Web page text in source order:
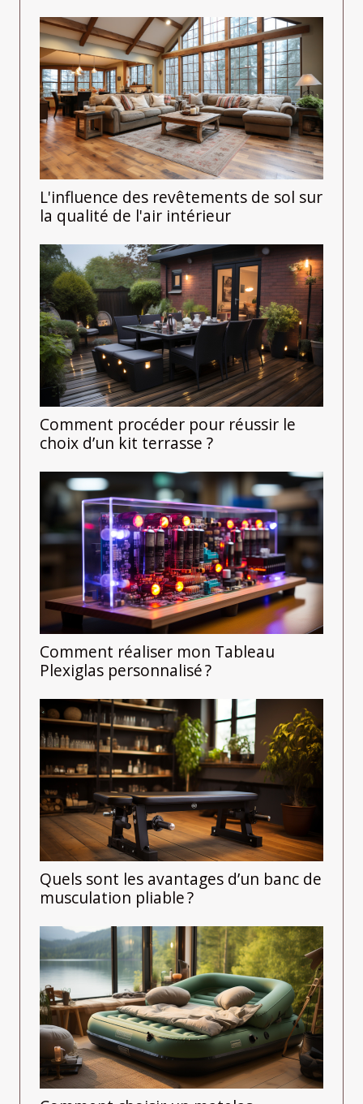
L'influence des revêtements de sol sur
la qualité de l'air intérieur
Comment procéder pour réussir le
choix d’un kit terrasse ?
Comment réaliser mon Tableau
Plexiglas personnalisé ?
Quels sont les avantages d’un banc de
musculation pliable ?